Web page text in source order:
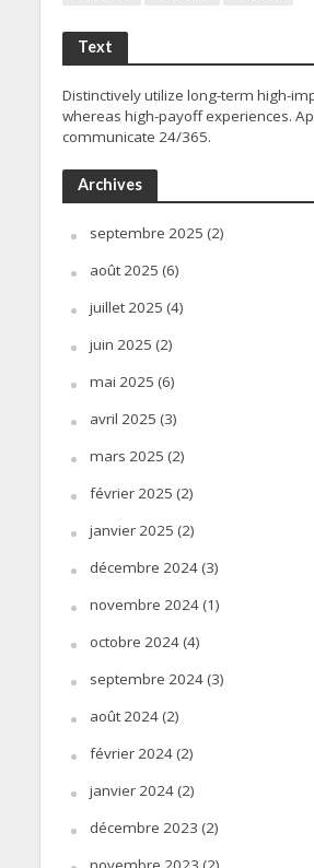
Text
Distinctively utilize long-term high-
whereas high-payoff experiences.
communicate 24/365.
Archives
septembre 2025 (2)
août 2025 (6)
juillet 2025 (4)
juin 2025 (2)
mai 2025 (6)
avril 2025 (3)
mars 2025 (2)
février 2025 (2)
janvier 2025 (2)
décembre 2024(3)
novembre 2024(1)
octobre 2024(4)
septembre 2024(3)
août 2024(2)
février 2024(2)
janvier 2024(2)
décembre 2023 (2)